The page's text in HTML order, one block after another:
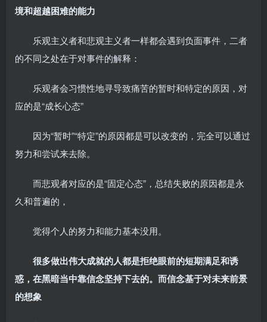
境和超越困难的能力
乐观主义者和悲观主义者一样都会遇到负面事件，二者
的不同之处在于对事件的解释：
乐观者会习惯性地寻导致痛苦的暂时和特定的原因，对
应的是“成长心态”
因为“暂时”“特定”的原因都是可以改变的，完全可以通过
努力和尝试来去除。
而悲观者对应的是“固定心态”，总结失败的原因都是永
久和普遍的，
觉得个人的努力和能力基本没用。
很多做出伟大成就的人都是拒绝眼前的短期满足和诱
惑，在黑暗当中靠信念坚持下去的。而信念基于对未来前景
的想象